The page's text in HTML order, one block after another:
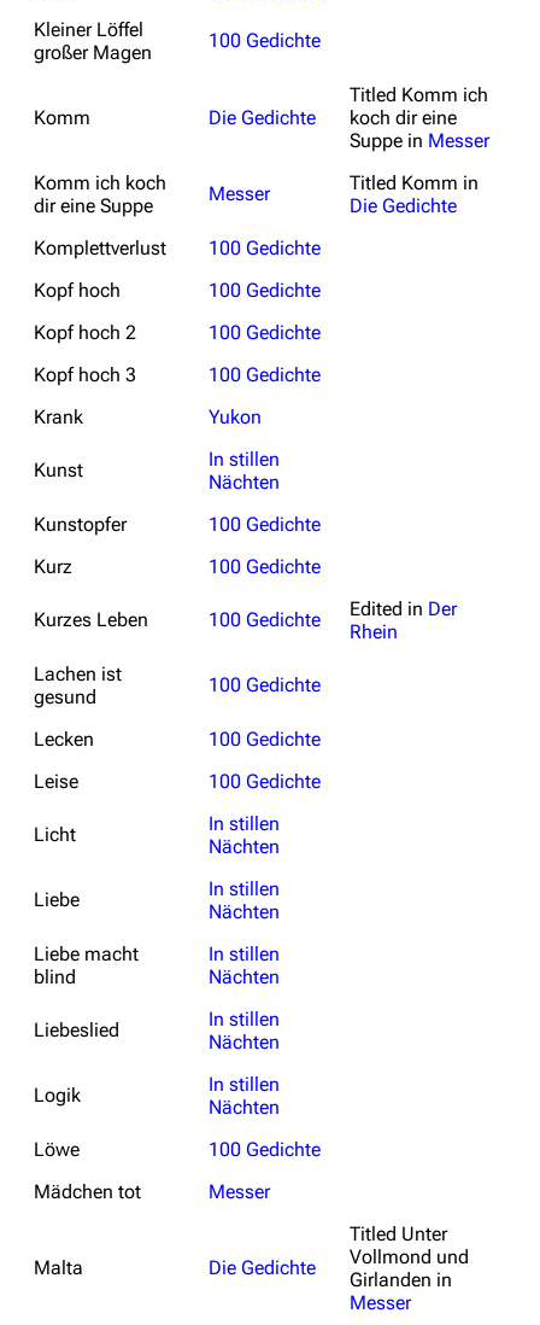
Kleiner Löffel
großer Magen
100 Gedichte
Komm Die Gedichte
Titled Komm ich
koch dir eine
Suppe in Messer
Komm ich koch
dir eine Suppe
Messer Titled Komm in
Die Gedichte
Komplettverlust
100 Gedichte
Kopf hoch
100 Gedichte
Kopf hoch 2
100 Gedichte
Kopf hoch 3
100 Gedichte
Krank
Yukon
Kunst
In stillen
Nächten
Kunstopfer
100 Gedichte
Kurz
100 Gedichte
Kurzes Leben 100 Gedichte Edited in Der
Rhein
Lachen ist
gesund
100 Gedichte
Lecken
100 Gedichte
Leise
100 Gedichte
Licht
In stillen
Nächten
Liebe
In stillen
Nächten
Liebe macht
blind
In stillen
Nächten
Liebeslied
In stillen
Nächten
Logik
In stillen
Nächten
Löwe
100 Gedichte
Mädchen tot
Messer
Malta Die Gedichte
Titled Unter
Vollmond und
Girlanden in
Messer